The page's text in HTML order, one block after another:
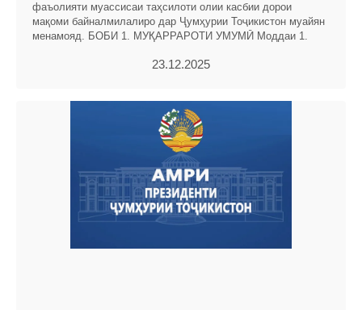
фаъолияти муассисаи таҳсилоти олии касбии дорои
мақоми байналмилалиро дар Ҷумҳурии Тоҷикистон муайян
менамояд. БОБИ 1. МУҚАРРАРОТИ УМУМӢ Моддаи 1.
23.12.2025